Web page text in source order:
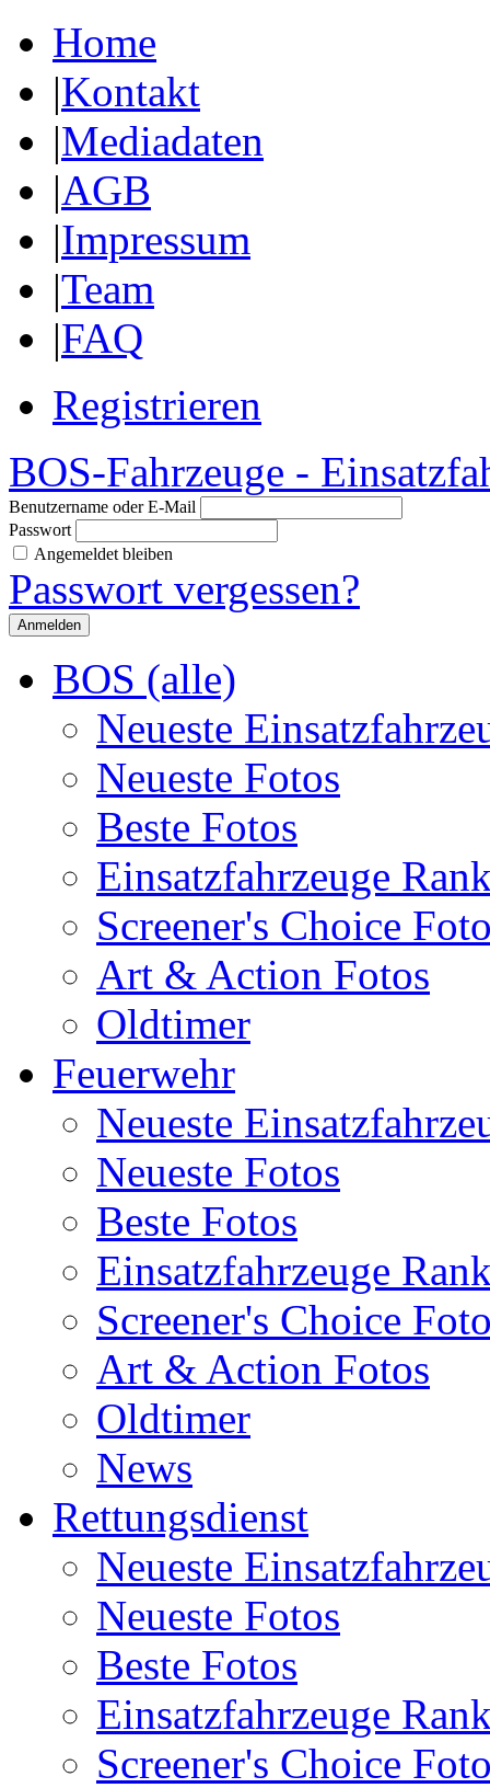
Home
|Kontakt
|Mediadaten
|AGB
|Impressum
|Team
|FAQ
Registrieren
BOS-Fahrzeuge -
Benutzername oder E-Mail
Passwort
Angemeldet bleiben
Passwort vergessen?
BOS (alle)
Neueste
Neueste Fotos
Beste Fotos
Einsatzfahrzeuge
Screener's Choice
Art & Action Fotos
Oldtimer
Feuerwehr
Neueste
Neueste Fotos
Beste Fotos
Einsatzfahrzeuge
Screener's Choice
Art & Action Fotos
Oldtimer
News
Rettungsdienst
Neueste
Neueste Fotos
Beste Fotos
Einsatzfahrzeuge
Screener's Choice